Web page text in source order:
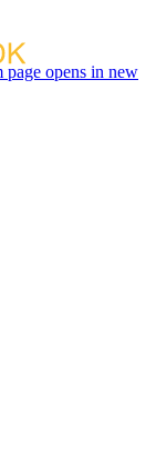
page opens in new